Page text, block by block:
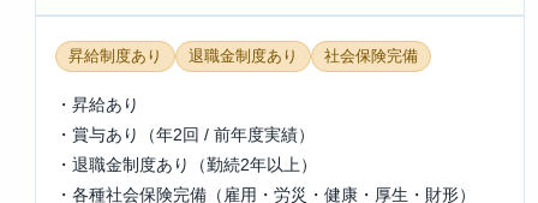
昇給制度あり 退職金制度あり 社会保険完備
・昇給あり
・賞与あり（年2回 / 前年度実績）
・退職金制度あり（勤続2年以上）
・各種社会保険完備（雇用・労災・健康・厚生・財形）